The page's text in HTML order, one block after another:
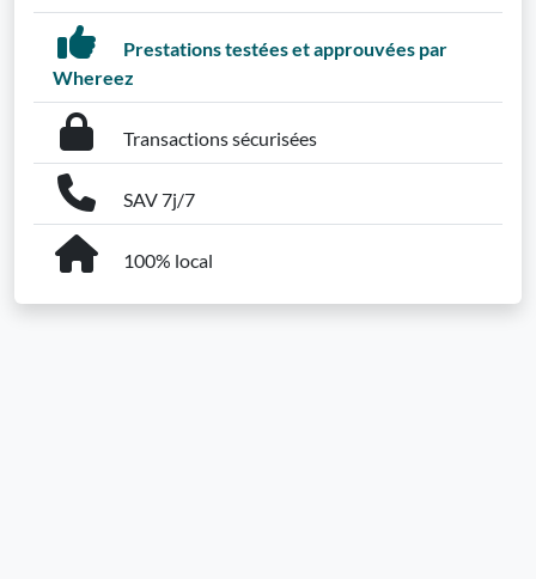
Prestations testées et approuvées par
Whereez
Transactions sécurisées
SAV 7j/7
100% local